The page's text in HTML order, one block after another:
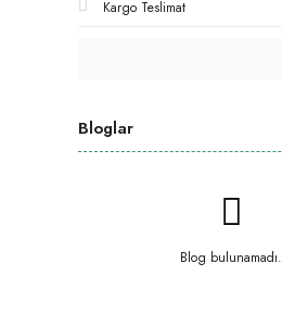
Kargo Teslimat
Bloglar
Blog bulunamadı.